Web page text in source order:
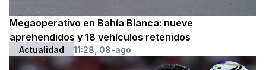
Megaoperativo en Bahía Blanca: nueve
aprehendidos y 18 vehículos retenidos
Actualidad 11:28, 08-ago